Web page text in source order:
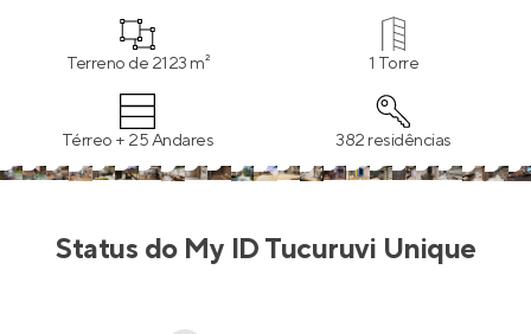
Terreno de 2123 m² 1 Torre
Térreo + 25 Andares 382 residências
Status do My ID Tucuruvi Unique